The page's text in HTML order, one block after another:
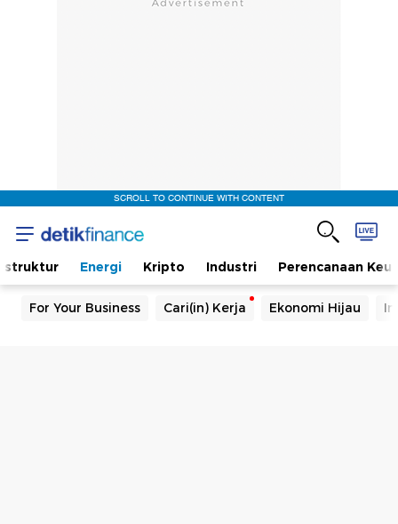
SCROLL TO CONTINUE WITH CONTENT
Energi Kripto Industri Perencanaan
For Your Business Cari(in) Kerja Ekonomi Hijau